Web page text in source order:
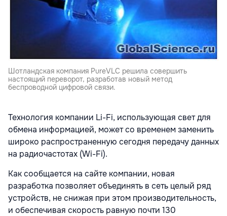
Шотландская компания PureVLC решила совершить
настоящий переворот, разработав новый метод
беспроводной цифровой связи.
Технология компании Li-Fi, использующая свет для
обмена информацией, может со временем заменить
широко распространенную сегодня передачу данных
на радиочастотах (Wi-Fi).
Как сообщается на сайте компании, новая
разработка позволяет объединять в сеть целый ряд
устройств, не снижая при этом производительность,
и обеспечивая скорость равную почти 130